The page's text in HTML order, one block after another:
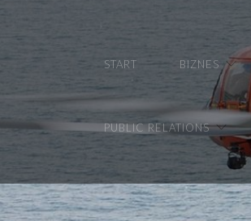
START BIZNES
PUBLIC RELATIONS